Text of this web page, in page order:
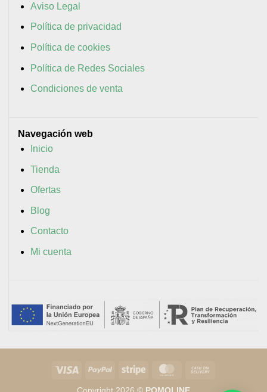
Aviso Legal
Política de privacidad
Política de cookies
Política de Redes Sociales
Condiciones de venta
Navegación web
Inicio
Tienda
Ofertas
Blog
Contacto
Mi cuenta
Visa PayPal Stripe MasterCard